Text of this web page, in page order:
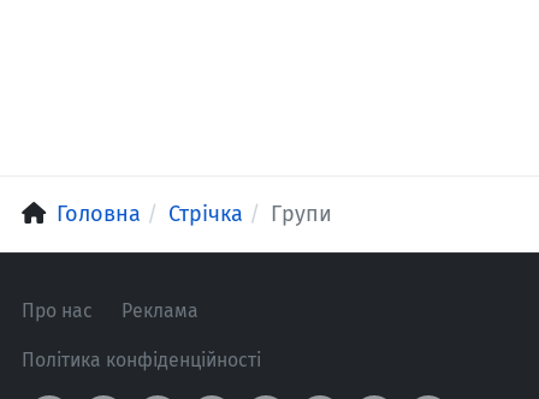
Головна Стрічка Групи
Про нас Реклама
Політика конфіденційності